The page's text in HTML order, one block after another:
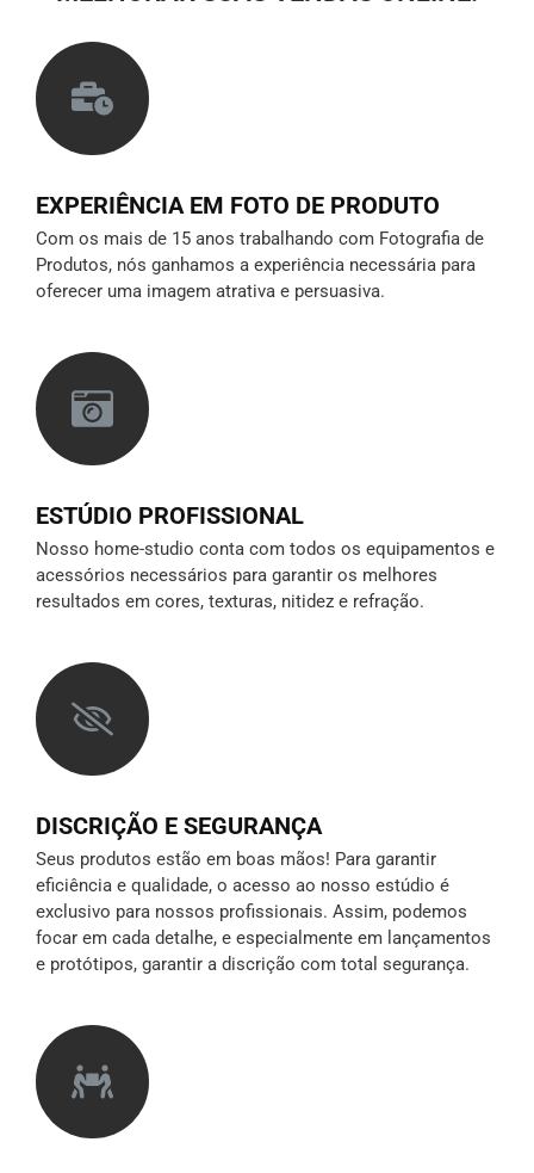
EXPERIÊNCIA EM FOTO DE PRODUTO
Com os mais de 15 anos trabalhando com Fotografia de
Produtos, nós ganhamos a experiência necessária para
oferecer uma imagem atrativa e persuasiva.
ESTÚDIO PROFISSIONAL
Nosso home-studio conta com todos os equipamentos e
acessórios necessários para garantir os melhores
resultados em cores, texturas, nitidez e refração.
DISCRIÇÃO E SEGURANÇA
Seus produtos estão em boas mãos! Para garantir
eficiência e qualidade, o acesso ao nosso estúdio é
exclusivo para nossos profissionais. Assim, podemos
focar em cada detalhe, e especialmente em lançamentos
e protótipos, garantir a discrição com total segurança.